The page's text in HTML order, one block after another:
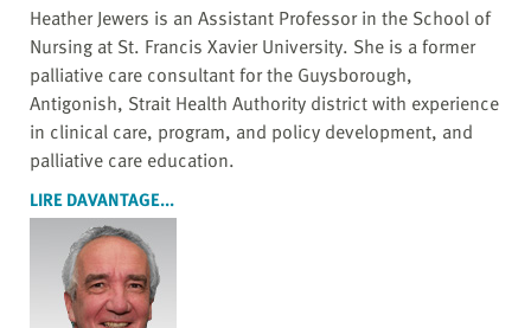
Heather Jewers is an Assistant Professor in the School of
Nursing at St. Francis Xavier University. She is a former
palliative care consultant for the Guysborough,
Antigonish, Strait Health Authority district with experience
in clinical care, program, and policy development, and
palliative care education.
LIRE DAVANTAGE...